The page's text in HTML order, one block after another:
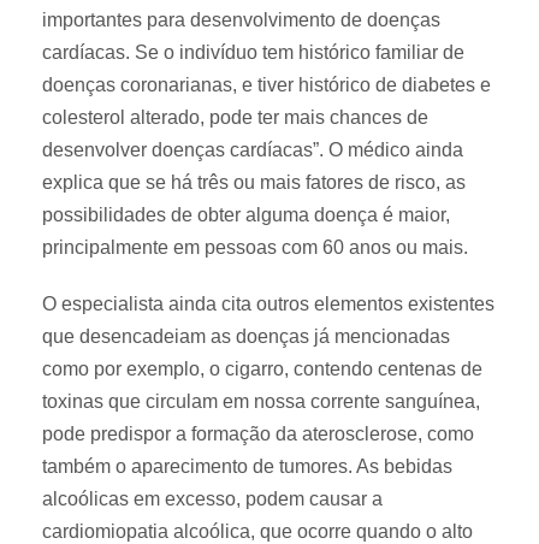
importantes para desenvolvimento de doenças
cardíacas. Se o indivíduo tem histórico familiar de
doenças coronarianas, e tiver histórico de diabetes e
colesterol alterado, pode ter mais chances de
desenvolver doenças cardíacas”. O médico ainda
explica que se há três ou mais fatores de risco, as
possibilidades de obter alguma doença é maior,
principalmente em pessoas com 60 anos ou mais.
O especialista ainda cita outros elementos existentes
que desencadeiam as doenças já mencionadas
como por exemplo, o cigarro, contendo centenas de
toxinas que circulam em nossa corrente sanguínea,
pode predispor a formação da aterosclerose, como
também o aparecimento de tumores. As bebidas
alcoólicas em excesso, podem causar a
cardiomiopatia alcoólica, que ocorre quando o alto